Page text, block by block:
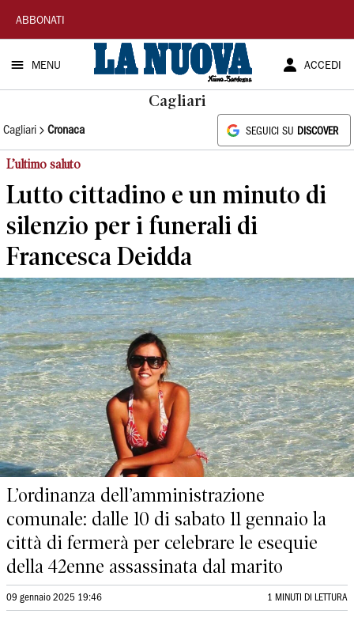
La
Nuova
Sardegna
ABBONATI
MENU ACCEDI
Cagliari
Cagliari Cronaca SEGUICI SU DISCOVER
L’ultimo saluto
Lutto cittadino e un minuto di
silenzio per i funerali di
Francesca Deidda
L’ordinanza dell’amministrazione
comunale: dalle 10 di sabato 11 gennaio la
città di fermerà per celebrare le esequie
della 42enne assassinata dal marito
09 gennaio 2025 19:46 1 MINUTI DI LETTURA